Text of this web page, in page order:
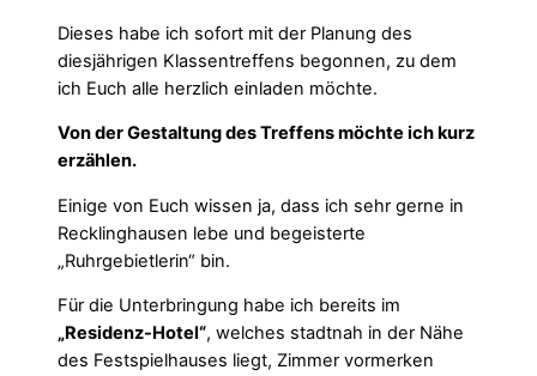
Dieses habe ich sofort mit der Planung des
diesjährigen Klassentreffens begonnen, zu dem
ich Euch alle herzlich einladen möchte.
Von der Gestaltung des Treffens möchte ich kurz
erzählen.
Einige von Euch wissen ja, dass ich sehr gerne in
Recklinghausen lebe und begeisterte
„Ruhrgebietlerin“ bin.
Für die Unterbringung habe ich bereits im
„Residenz-Hotel“, welches stadtnah in der Nähe
des Festspielhauses liegt, Zimmer vormerken